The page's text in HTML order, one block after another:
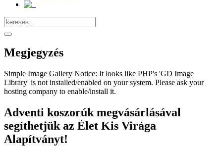
Megjegyzés
Simple Image Gallery Notice: It looks like PHP's 'GD Image
Library' is not installed/enabled on your system. Please ask your
hosting company to enable/install it.
Adventi koszorúk megvásárlásával
segíthetjük az Élet Kis Virága
Alapítványt!